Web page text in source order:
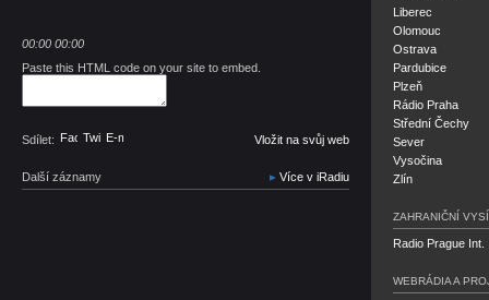
00:00 00:00
Paste this HTML code on your site to embed.
Sdílet: Facebook
TwitterE-mail Vložit na svůj web
Další záznamy Více v iRadiu
Liberec
Olomouc
Ostrava
Pardubice
Plzeň
Rádio Praha
Střední Čechy
Sever
Vysočina
Zlín
ZAHRANIČNÍ
Radio Prague Int.
WEBRÁDIA A